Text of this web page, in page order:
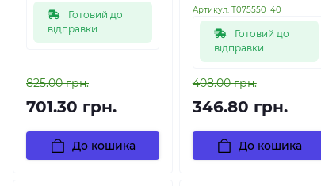
Готовий до
відправки
825.00 грн.
701.30 грн.
До кошика
Артикул: Т075550_40
Готовий до
відправки
408.00 грн.
346.80 грн.
До кошика